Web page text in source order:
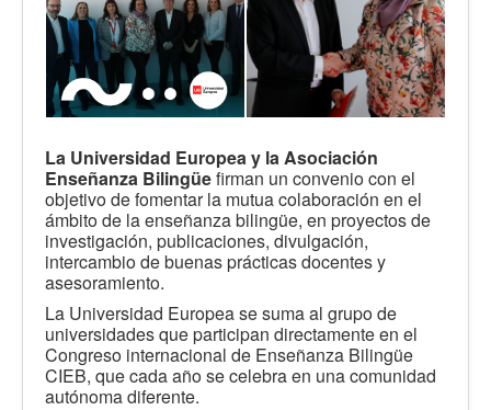
La Universidad Europea y la Asociación
Enseñanza Bilingüefirman un convenio con el
objetivo de fomentar la mutua colaboración en el
ámbito de la enseñanza bilingüe, en proyectos de
investigación, publicaciones, divulgación,
intercambio de buenas prácticas docentes y
asesoramiento.
La Universidad Europea se suma al grupo de
universidades que participan directamente en el
Congreso internacional de Enseñanza Bilingüe
CIEB, que cada año se celebra en una comunidad
autónoma diferente.